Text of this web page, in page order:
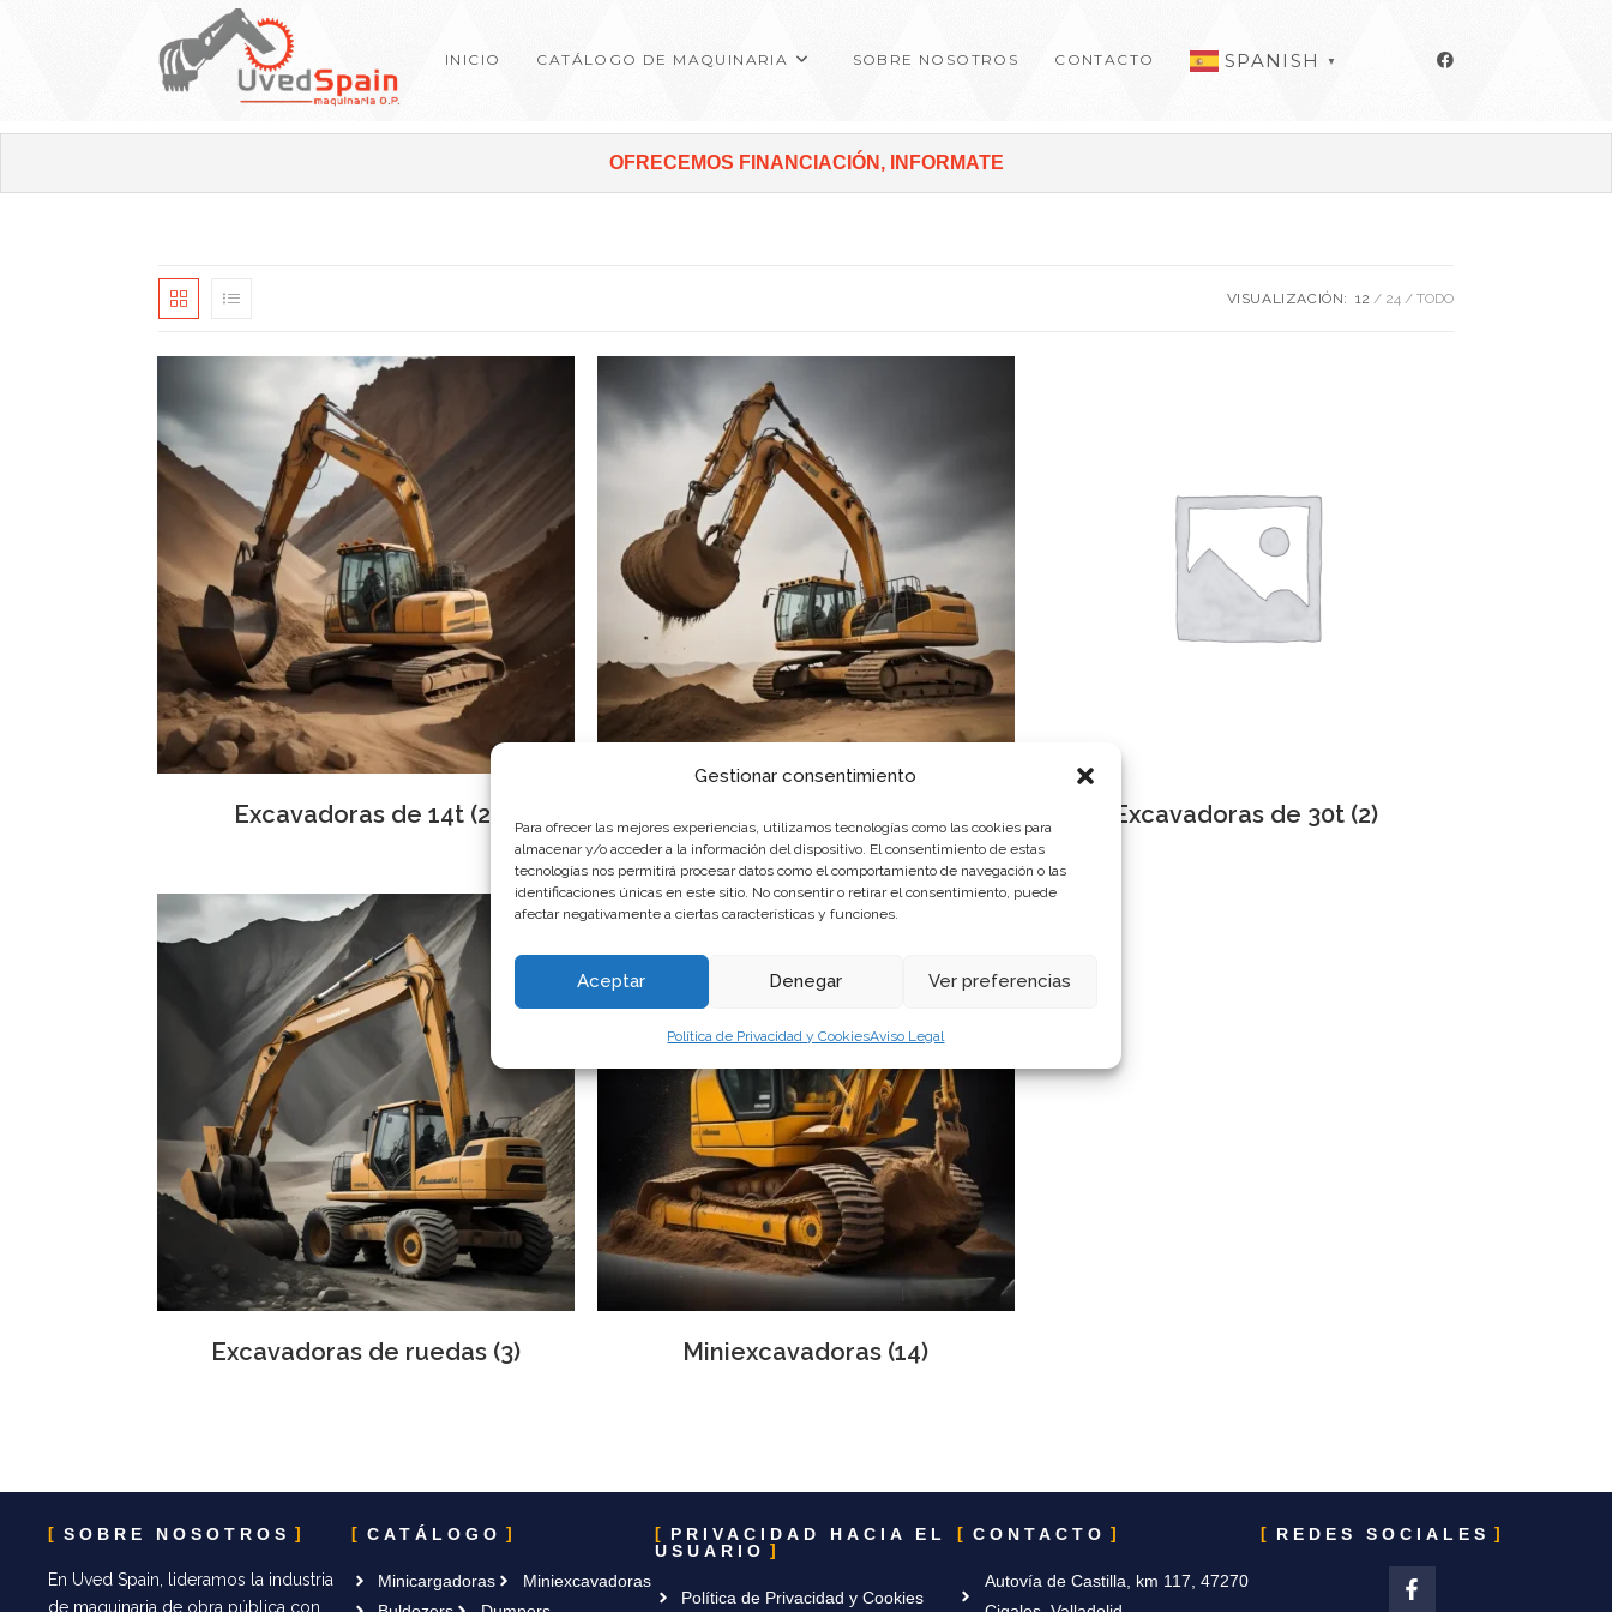
Gestionar consentimiento
Para ofrecer las mejores experiencias, utilizamos tecnologías como las cookies para
almacenar y/o acceder a la información del dispositivo. El consentimiento de estas
tecnologías nos permitirá procesar datos como el comportamiento de navegación o las
identificaciones únicas en este sitio. No consentir o retirar el consentimiento, puede
afectar negativamente a ciertas características y funciones.
Aceptar Denegar Ver preferencias
Política de Privacidad y CookiesAviso Legal
INICIO CATÁLOGO DE MAQUINARIA SOBRE NOSOTROS CONTACTO SPANISH ▼
OFRECEMOS FINANCIACIÓN, INFORMATE
VISUALIZACIÓN: 12 24 TODO
Excavadoras de 14t (2) Excavadoras de 30t (2)
Excavadoras de ruedas (3) Miniexcavadoras (14)
SOBRE NOSOTROS
En Uved Spain, lideramos la industria
de maquinaria de obra pública con
CATÁLOGO
Minicargadoras
Miniexcavadoras
PRIVACIDAD HACIA EL
USUARIO
Política de Privacidad y Cookies
CONTACTO
Autovía de Castilla, km 117, 47270
REDES SOCIALES